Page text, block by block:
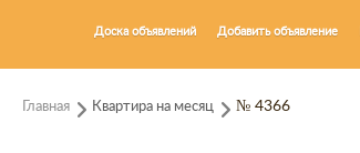
Доска объявлений Добавить объявление
Главная Квартира на месяц № 4366